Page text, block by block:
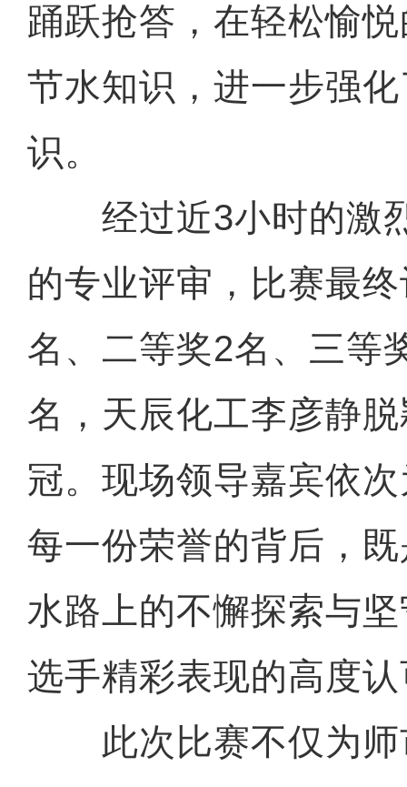
踊跃抢答，在轻松愉
节水知识，进一步强
识。
经过近3小时的激
的专业评审，比赛最
名、二等奖2名、三等
名，天辰化工李彦静
冠。现场领导嘉宾依
每一份荣誉的背后，
水路上的不懈探索与
选手精彩表现的高度
此次比赛不仅为师